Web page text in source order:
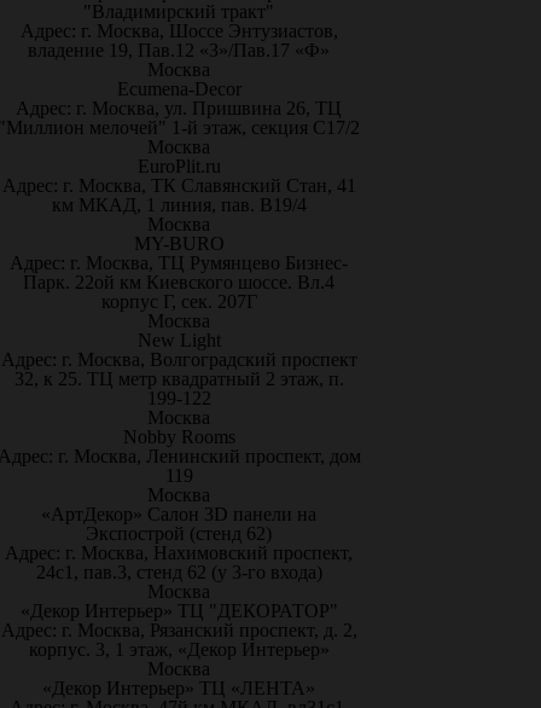
"Владимирский тракт"
Адрес: г. Москва, Шоссе Энтузиастов,
владение 19, Пав.12 «З»/Пав.17 «Ф»
Москва
Ecumena-Decor
Адрес: г. Москва, ул. Пришвина 26, ТЦ
мелочей" 1-й этаж, секция С17/2
Москва
EuroPlit.ru
Адрес: г. Москва, ТК Славянский Стан, 41
км МКАД, 1 линия, пав. В19/4
Москва
MY-BURO
Адрес: г. Москва, ТЦ Румянцево Бизнес-
Парк. 22ой км Киевского шоссе. Вл.4
корпус Г, сек. 207Г
Москва
New Light
Адрес: г. Москва, Волгоградский проспект
32, к 25. ТЦ метр квадратный 2 этаж, п.
199-122
Москва
Nobby Rooms
г. Москва, Ленинский проспект, дом
119
Москва
«АртДекор» Салон 3D панели на
Экспострой (стенд 62)
Адрес: г. Москва, Нахимовский проспект,
24с1, пав.3, стенд 62 (у 3-го входа)
Москва
«Декор Интерьер» ТЦ "ДЕКОРАТОР"
Адрес: г. Москва, Рязанский проспект, д. 2,
корпус. 3, 1 этаж, «Декор Интерьер»
Москва
«Декор Интерьер» ТЦ «ЛЕНТА»